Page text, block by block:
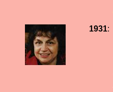
1931: